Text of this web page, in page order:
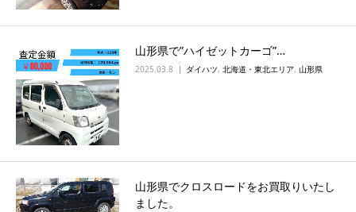
山形県で”ハイゼットカーゴ”…
2025.03.8 ダイハツ, 北海道・東北エリア, 山形県
山形県でクロスロードをお買取りいたし
ました。